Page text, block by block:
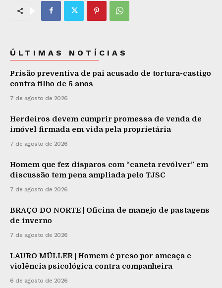
ÚLTIMAS NOTÍCIAS
Prisão preventiva de pai acusado de tortura-castigo
contra filho de 5 anos
7 de agosto de 2026
Herdeiros devem cumprir promessa de venda de
imóvel firmada em vida pela proprietária
7 de agosto de 2026
Homem que fez disparos com “caneta revólver” em
discussão tem pena ampliada pelo TJSC
7 de agosto de 2026
BRAÇO DO NORTE | Oficina de manejo de pastagens
de inverno
7 de agosto de 2026
LAURO MÜLLER | Homem é preso por ameaça e
violência psicológica contra companheira
6 de agosto de 2026